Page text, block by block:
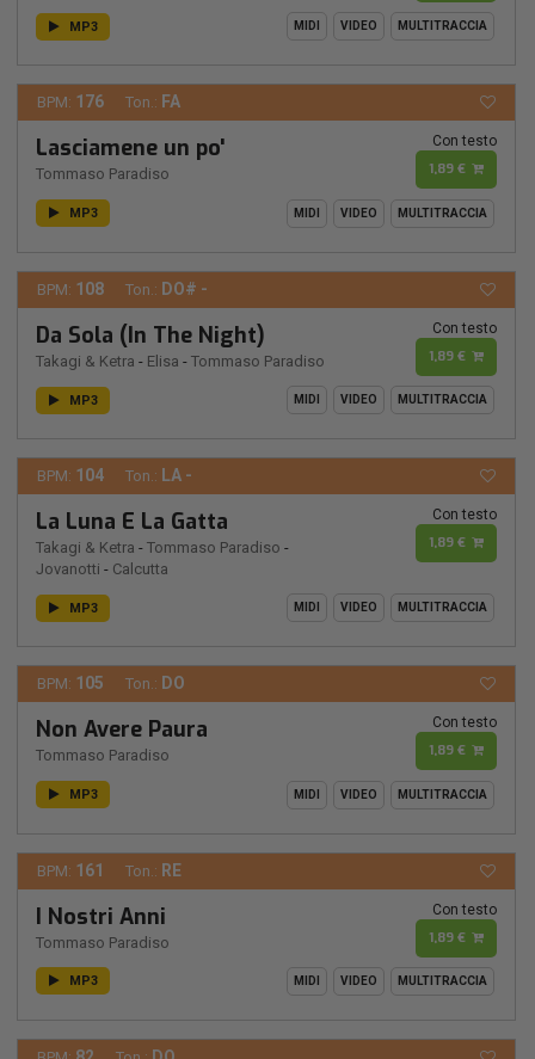
MP3 MIDI VIDEO MULTITRACCIA
BPM: 176 Ton.: FA
Lasciamene un po'
Tommaso Paradiso
Con testo
1,89 €
MP3 MIDI VIDEO MULTITRACCIA
BPM: 108 Ton.: DO# -
Da Sola (In The Night)
Takagi & Ketra - Elisa - Tommaso Paradiso
Con testo
1,89 €
MP3 MIDI VIDEO MULTITRACCIA
BPM: 104 Ton.: LA -
La Luna E La Gatta
Takagi & Ketra - Tommaso Paradiso -
Jovanotti - Calcutta
Con testo
1,89 €
MP3 MIDI VIDEO MULTITRACCIA
BPM: 105 Ton.: DO
Non Avere Paura
Tommaso Paradiso
Con testo
1,89 €
MP3 MIDI VIDEO MULTITRACCIA
BPM: 161 Ton.: RE
I Nostri Anni
Tommaso Paradiso
Con testo
1,89 €
MP3 MIDI VIDEO MULTITRACCIA